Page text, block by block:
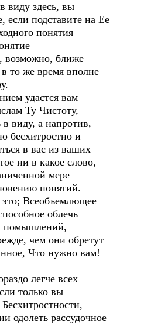
виду здесь, вы
если подставите на Ее
понятия
возможно, ближе
то же время вполне
удастся вам
Ту Чистоту,
виду, а напротив,
бесхитростно и
в вас из ваших
ни в какое слово,
мере
понятий.
Всеобъемлющее
облечь
помышлений,
чем они обретут
Что нужно вам!
легче всех
только вы
одолеть рассудочное